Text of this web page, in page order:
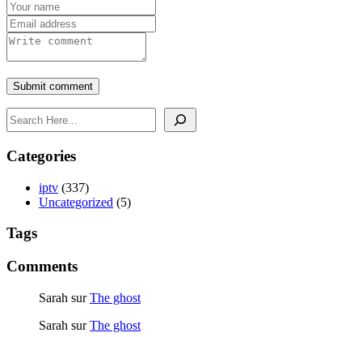
Submit comment
Rechercher
Categories
iptv (337)
Uncategorized (5)
Tags
Comments
Sarah surThe ghost
Sarah surThe ghost